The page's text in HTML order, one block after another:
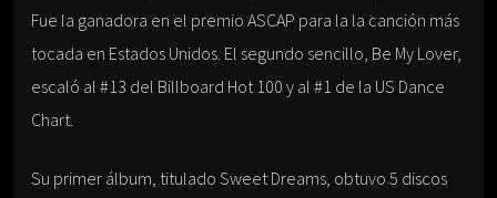
Fue la ganadora en el premio ASCAP para la la canción más
tocada en Estados Unidos. El segundo sencillo, Be My Lover,
escaló al #13 del Billboard Hot 100 y al #1 de la US Dance
Chart.
Su primer álbum, titulado Sweet Dreams, obtuvo 5 discos